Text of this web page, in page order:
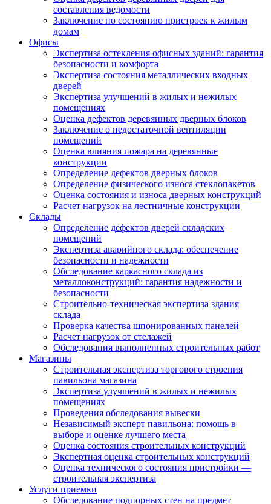
составления ведомости
Заключение по состоянию пристроек к жилым
домам
Офисы
Экспертиза остекления офисных зданий: гарантия
безопасности и комфорта
Экспертиза состояния металлических входных
дверей
Экспертиза улучшений в жилых и нежилых
помещениях
Оценка дефектов деревянных дверных блоков
Заключение о недостаточной вентиляции
помещений
Оценка влияния пожара на деревянные
конструкции
Определение дефектов дверных блоков
Определение физического износа стеклопакетов
Оценка состояния и износа дверных конструкций
Расчет нагрузок на лестничные конструкции
Склады
Определение дефектов дверей складских
помещений
Экспертиза аварийного склада: обеспечение
безопасности и надежности
Обследование каркасного склада из
металлоконструкций: гарантия надежности и
безопасности
Строительно-техническая экспертиза здания
склада
Проверка качества шпонированных панелей
Расчет нагрузок от стелажей
Обследования выполненных строительных работ
Магазины
Строительная экспертиза торгового строения
павильона магазина
Экспертиза улучшений в жилых и нежилых
помещениях
Проведения обследования вывески
Независимый эксперт павильона: помощь в
выборе и оценке лучшего места
Оценка состояния строительных конструкций
Экспертная оценка строительных конструкций
Оценка технического состояния пристройки —
строительная экспертиза
Услуги приемки
Обследование подпорных стен на предмет